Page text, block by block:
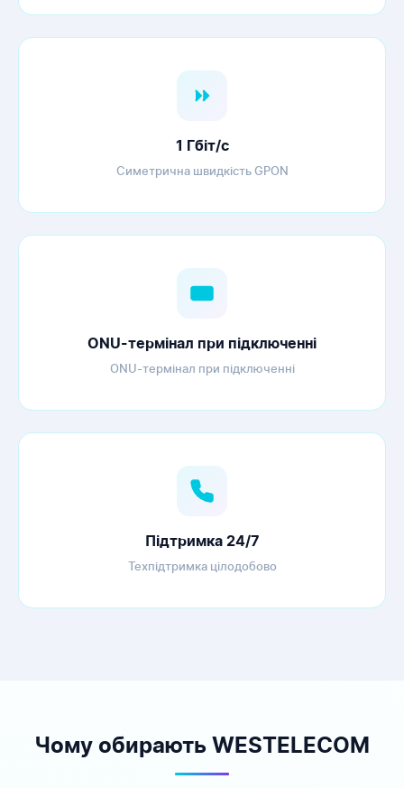
1 Гбіт/с
Симетрична швидкість GPON
ONU-термінал при підключенні
ONU-термінал при підключенні
Підтримка 24/7
Техпідтримка цілодобово
Чому обирають WESTELECOM